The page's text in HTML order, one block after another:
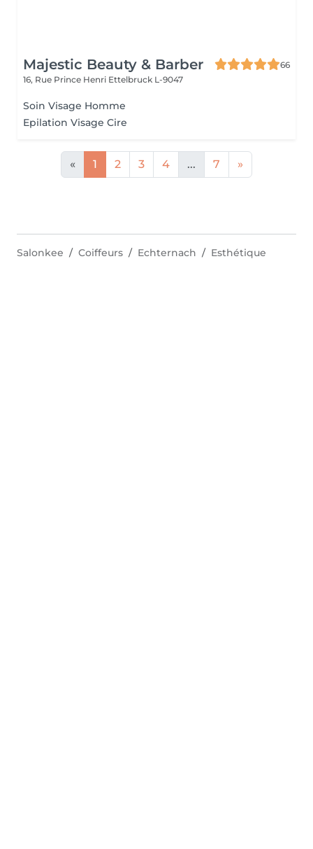
Majestic Beauty & Barber
66
16, Rue Prince Henri Ettelbruck L-9047
Soin Visage Homme
Epilation Visage Cire
« 1 2 3 4 ... 7 »
Salonkee Coiffeurs Echternach Esthétique